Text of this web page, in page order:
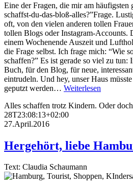
Eine der Fragen, die mir am häufigsten
schaffst-du-das-bloß-alles?”Frage.
oft, von den vielen anderen tollen
tollen Blogs oder Instagram-Accounts.
einem Wochenende Auszeit und
die Frage selbst. Ich frage mich: “Wie
schaffen?” Es ist gerade so viel zu tun:
Buch, für den Blog, für neue,
eintrudeln. Und hey, unser Haus
geputzt werden… Weiterlesen
Alles schaffen trotz Kindern. Oder
28T23:08:13+02:00
27.April.2016
Hergehört, liebe
Text: Claudia Schaumann